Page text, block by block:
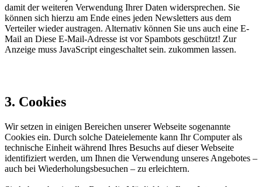
damit der weiteren Verwendung Ihrer Daten widersprechen. Sie
können sich hierzu am Ende eines jeden Newsletters aus dem
Verteiler wieder austragen. Alternativ können Sie uns auch eine E-
Mail an Diese E-Mail-Adresse ist vor Spambots geschützt! Zur
Anzeige muss JavaScript eingeschaltet sein. zukommen lassen.
3. Cookies
Wir setzen in einigen Bereichen unserer Webseite sogenannte
Cookies ein. Durch solche Dateielemente kann Ihr Computer als
technische Einheit während Ihres Besuchs auf dieser Webseite
identifiziert werden, um Ihnen die Verwendung unseres Angebotes –
auch bei Wiederholungsbesuchen – zu erleichtern.